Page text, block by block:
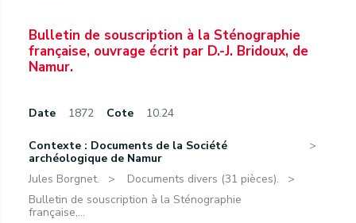
Bulletin de souscription à la Sténographie
française, ouvrage écrit par D.-J. Bridoux, de
Namur.
Date 1872 Cote 10.24
Contexte : Documents de la Société
archéologique de Namur
Jules Borgnet.
Documents divers (31 pièces).
Bulletin de souscription à la Sténographie
française,...